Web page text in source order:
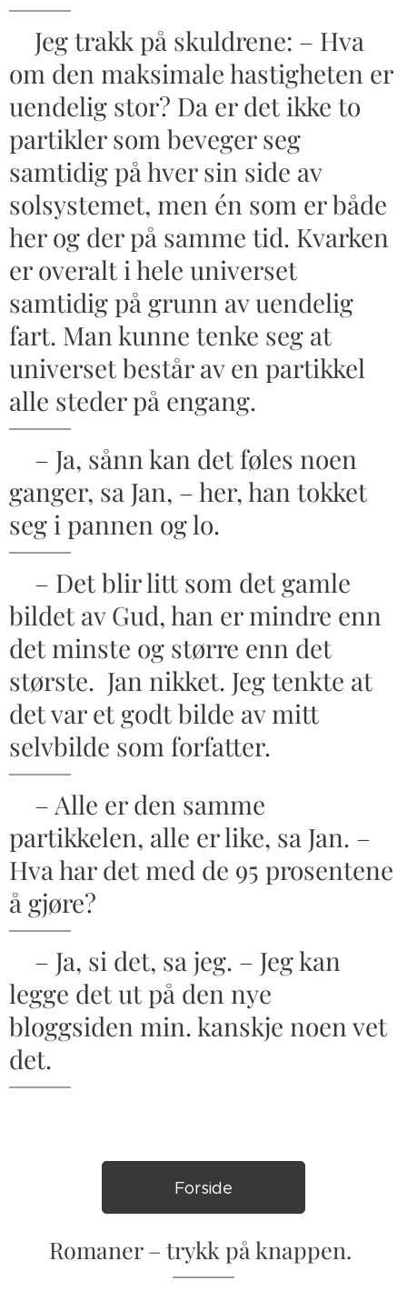
Jeg trakk på skuldrene: – Hva
om den maksimale hastigheten er
uendelig stor? Da er det ikke to
partikler som beveger seg
samtidig på hver sin side av
solsystemet, men én som er både
her og der på samme tid. Kvarken
er overalt i hele universet
samtidig på grunn av uendelig
fart. Man kunne tenke seg at
universet består av en partikkel
alle steder på engang.
– Ja, sånn kan det føles noen
ganger, sa Jan, – her, han tokket
seg i pannen og lo.
– Det blir litt som det gamle
bildet av Gud, han er mindre enn
det minste og større enn det
største. Jan nikket. Jeg tenkte at
det var et godt bilde av mitt
selvbilde som forfatter.
– Alle er den samme
partikkelen, alle er like, sa Jan. –
Hva har det med de 95 prosentene
å gjøre?
– Ja, si det, sa jeg. – Jeg kan
legge det ut på den nye
bloggsiden min. kanskje noen vet
det.
Forside
Romaner – trykk på knappen.